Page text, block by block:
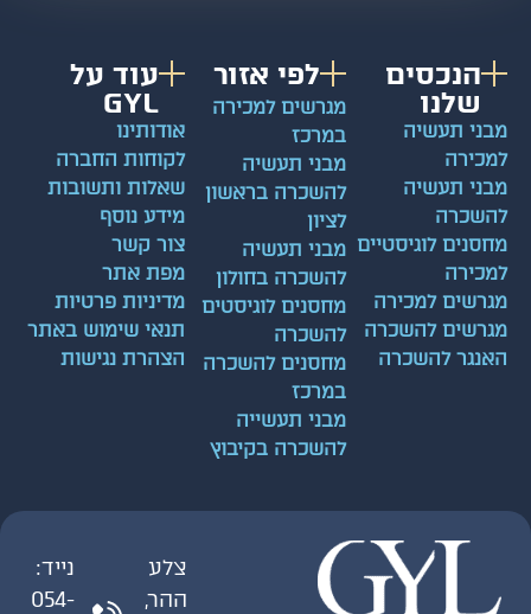
הנכסים
שלנו
מבני תעשיה
למכירה
מבני תעשיה
להשכרה
מחסנים לוגיסטיים
למכירה
מגרשים למכירה
מגרשים להשכרה
האנגר להשכרה
לפי אזור
מגרשים למכירה
במרכז
מבני תעשיה
להשכרה בראשון
לציון
מבני תעשיה
להשכרה בחולון
מחסנים לוגיסטים
להשכרה
מחסנים להשכרה
במרכז
מבני תעשייה
להשכרה בקיבוץ
עוד על
GYL
אודותינו
לקוחות החברה
שאלות ותשובות
מידע נוסף
צור קשר
מפת אתר
מדיניות פרטיות
תנאי שימוש באתר
הצהרת נגישות
צלע
ההר,
נייד:
054-